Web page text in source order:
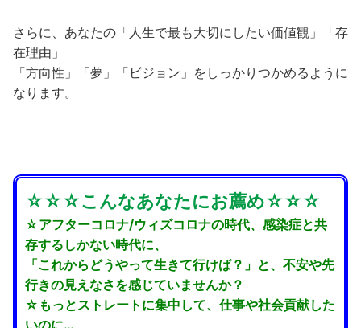
さらに、あなたの「人生で最も大切にしたい価値観」「存
在理由」
「方向性」「夢」「ビジョン」をしっかりつかめるように
なります。
☆☆☆こんなあなたにお薦め☆☆☆
☆アフターコロナ/ウィズコロナの時代、感染症と共
存するしかない時代に、
「これからどうやって生きて行けば？」と、不安や先
行きの見えなさを感じていませんか？
☆もっとストレートに集中して、仕事や社会貢献した
いのに…、